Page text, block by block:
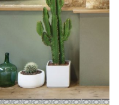
hasta
510,00€